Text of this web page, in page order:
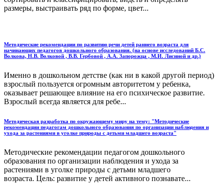
размеры, выстраивать ряд по форме, цвет...
Методические рекомендации по развитию речи детей раннего возраста для
начинающих педагогов дошкольного образования. (на основе исследований Б.С.
Волкова, Н.В. Волковой , В.В. Гербовой , А.А. Запорожца , М.И. Лисиной и др.)
Именно в дошкольном детстве (как ни в какой другой период)
взрослый пользуется огромным авторитетом у ребенка,
оказывает решающее влияние на его психическое развитие.
Взрослый всегда является для ребе...
Методическая разработка по окружающему миру на тему: "Методические
рекомендации педагогам дошкольного образования по организации наблюдения и
ухода за растениями в уголке природы с детьми младшего возраста"
Методические рекомендации педагогом дошкольного
образования по организации наблюдения и ухода за
растениями в уголке природы с детьми младшего
возраста. Цель: развитие у детей активного познавате...